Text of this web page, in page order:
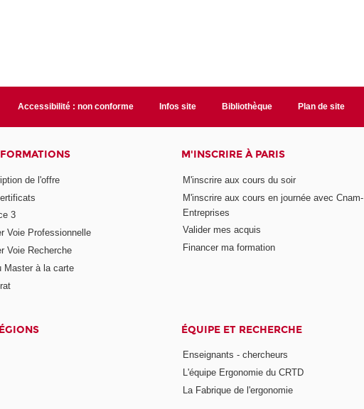
Accessibilité : non conforme Infos site Bibliothèque Plan de site
de l'offre
3
Voie Professionnelle
Voie Recherche
Master à la carte
M'INSCRIRE À PARIS
M'inscrire aux cours du soir
M'inscrire aux cours en journée avec Cnam-
Entreprises
Valider mes acquis
Financer ma formation
ÉQUIPE ET RECHERCHE
Enseignants - chercheurs
L'équipe Ergonomie du CRTD
La Fabrique de l'ergonomie